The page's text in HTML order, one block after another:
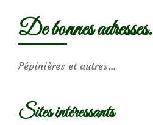
De bonnes
Pépinières et autres…
Sites intéressants